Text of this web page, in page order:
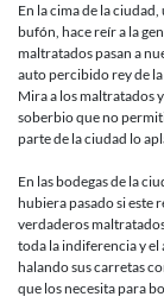
En la cima de la
bufón, hace reír a la
maltratados pasan a
auto percibido rey de
Mira a los maltratados
soberbio que no
parte de la ciudad lo
En las bodegas de la
hubiera pasado si este
verdaderos
toda la indiferencia y el
halando sus carretas
que los necesita para